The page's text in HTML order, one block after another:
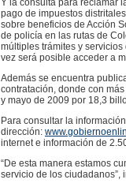
Y la consulta para reclamar
pago de impuestos
sobre beneficios de Acción
de policía en las rutas de
múltiples trámites y
vez será posible acceder a
Además se encuentra
contratación, donde con
y mayo de 2009 por 18,3
Para consultar la
dirección:
internet e información de
“De esta manera estamos
servicio de los ciudadanos”,